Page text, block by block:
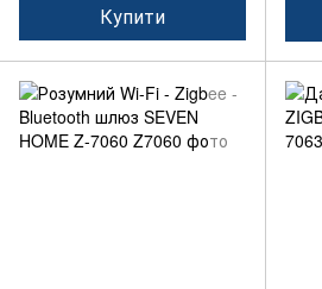
Купити